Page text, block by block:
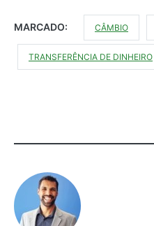
MARCADO: CÂMBIO
TRANSFERÊNCIA DE DINHEIRO